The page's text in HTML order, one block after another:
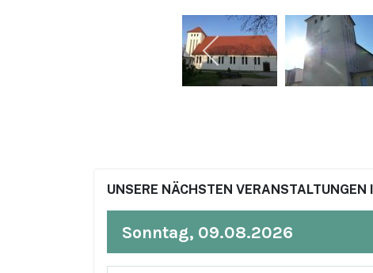
UNSERE NÄCHSTEN
Sonntag, 09.08.2026